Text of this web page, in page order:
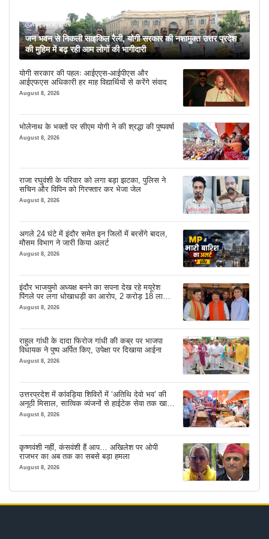
August 8, 2026
जन भवन से निकली साइकिल रैली, योगी सरकार की नशामुक्त उत्तर प्रदेश
की मुहिम में बढ़ रही आम लोगों की भागीदारी
योगी सरकार की पहलः आईएएस-आईपीएस और
आईएफएस अधिकारी हर माह विद्यार्थियों से करेंगे संवाद
August 8, 2026
भोलेनाथ के भक्तों पर सीएम योगी ने की श्रद्धा की पुष्पवर्षा
August 8, 2026
राजा रघुवंशी के परिवार को लगा बड़ा झटका, पुलिस ने
सचिन और विपिन को गिरफ्तार कर भेजा जेल
August 8, 2026
अगले 24 घंटे में इंदौर समेत इन जिलों में बरसेंगे बादल,
मौसम विभाग ने जारी किया अलर्ट
August 8, 2026
इंदौर भाजयुमो अध्यक्ष बनने का सपना देख रहे मयूरेश
पिंगले पर लगा धोखाधड़ी का आरोप, 2 करोड़ 18 लाख
लेने के बाद भी नहीं दिया जमीन का कब्जा
August 8, 2026
राहुल गांधी के दादा फिरोज गांधी की कब्र पर भाजपा
विधायक ने पुष्प अर्पित किए, उपेक्षा पर दिखाया आईना
August 8, 2026
उत्तरप्रदेश में कांवड़िया शिविरों में ‘अतिथि देवो भव’ की
अनूठी मिसाल, सात्विक व्यंजनों से हाईटेक सेवा तक खास
इंतजाम
August 8, 2026
कृष्णवंशी नहीं, कंसवंशी हैं आप… अखिलेश पर ओपी
राजभर का अब तक का सबसे बड़ा हमला
August 8, 2026